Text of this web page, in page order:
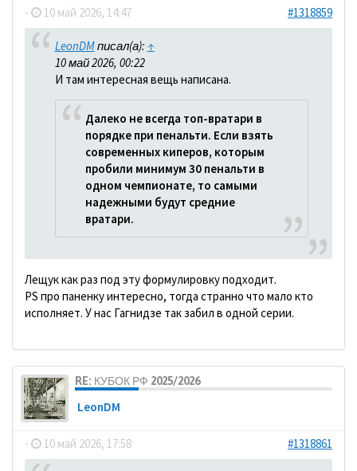
- 10 май 2026, 14:47 #1318859
LeonDMписал(а): ↑
10 май 2026, 00:22
И там интересная вещь написана.
Далеко не всегда топ-вратари в
порядке при пенальти. Если взять
современных киперов, которым
пробили минимум 30 пенальти в
одном чемпионате, то самыми
надежными будут средние
вратари.
Лещук как раз под эту формулировку подходит.
PS про паненку интересно, тогда странно что мало кто
исполняет. У нас Гагнидзе так забил в одной серии.
RE: КУБОК РФ 2025/2026
LeonDM
- 10 май 2026, 17:58 #1318861